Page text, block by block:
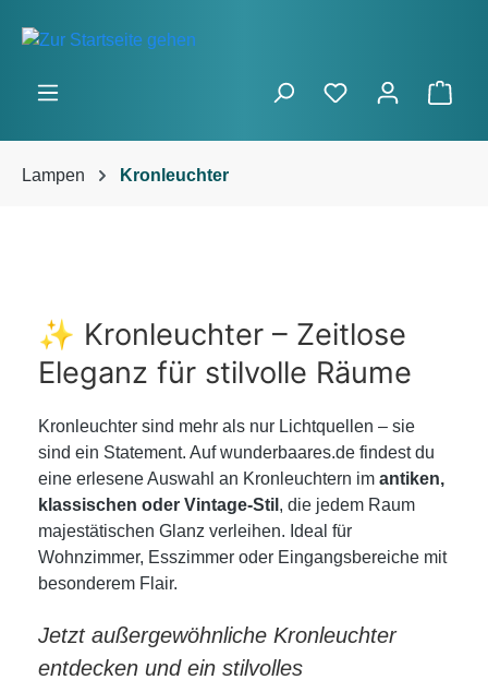
Zum Hauptinhalt springen
Lampen Kronleuchter
✨ Kronleuchter – Zeitlose
Eleganz für stilvolle Räume
Kronleuchter sind mehr als nur Lichtquellen – sie
sind ein Statement. Auf wunderbaares.de findest du
eine erlesene Auswahl an Kronleuchtern im antiken,
klassischen oder Vintage-Stil , die jedem Raum
majestätischen Glanz verleihen. Ideal für
Wohnzimmer, Esszimmer oder Eingangsbereiche mit
besonderem Flair.
Jetzt außergewöhnliche Kronleuchter
entdecken und ein stilvolles